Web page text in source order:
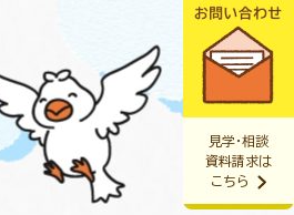
見学・相談
資料請求は
こちら